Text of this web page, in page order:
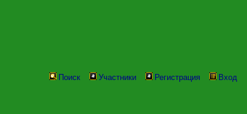
Поиск Участники Регистрация Вход